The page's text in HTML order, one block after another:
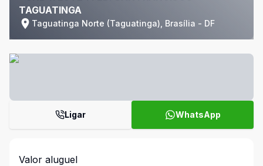
TAGUATINGA
Taguatinga Norte (Taguatinga), Brasília - DF
Ligar WhatsApp
Valor aluguel